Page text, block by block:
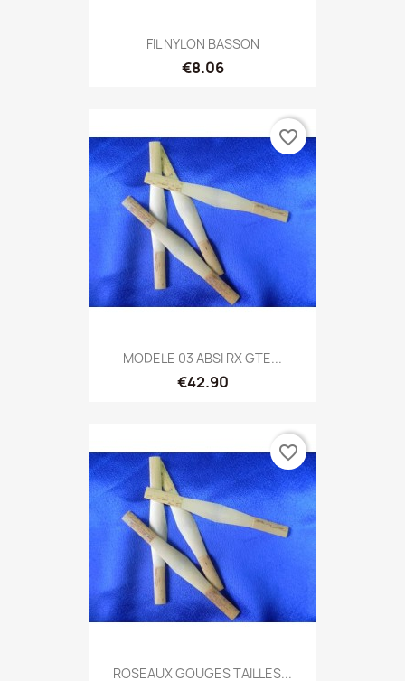
FIL NYLON BASSON
€8.06
MODELE 03 ABSI RX GTE...
€42.90
favorite_border
ROSEAUX GOUGES TAILLES...
favorite_border